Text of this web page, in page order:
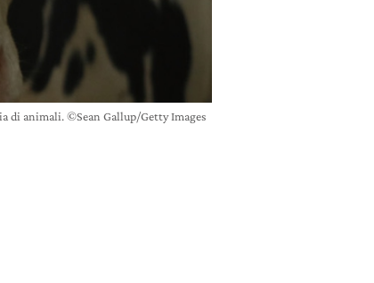
di animali. ©Sean Gallup/Getty Images